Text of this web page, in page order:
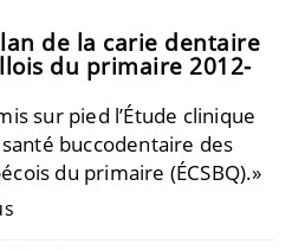
de la carie dentaire
du primaire 2012-
sur pied l’Étude clinique
santé buccodentaire des
du primaire (ÉCSBQ).»